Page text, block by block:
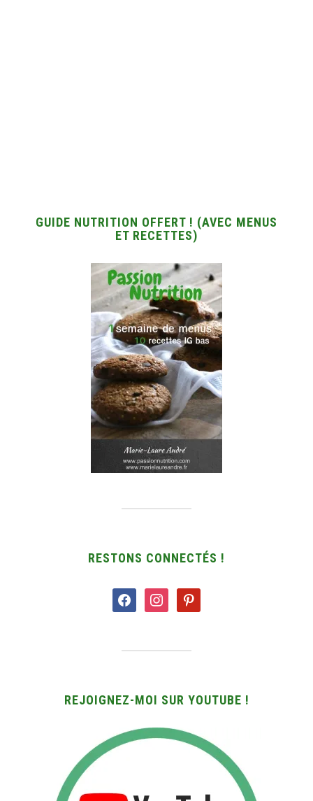
GUIDE NUTRITION OFFERT ! (AVEC MENUS
ET RECETTES)
RESTONS CONNECTÉS !
facebookinstagrampinterest
REJOIGNEZ-MOI SUR YOUTUBE !